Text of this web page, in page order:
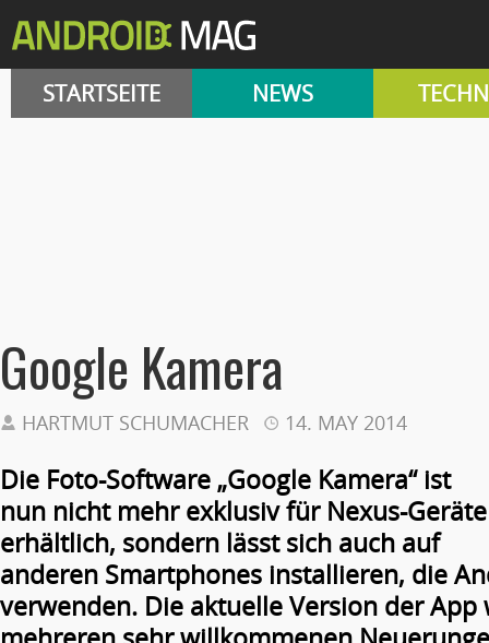
STARTSEITE NEWS
Google Kamera
HARTMUT SCHUMACHER 14. MAY 2014
Die Foto-Software „Google Kamera“ ist
nun nicht mehr exklusiv für Nexus-Geräte
erhältlich, sondern lässt sich auch auf
anderen Smartphones installieren, die
verwenden. Die aktuelle Version der